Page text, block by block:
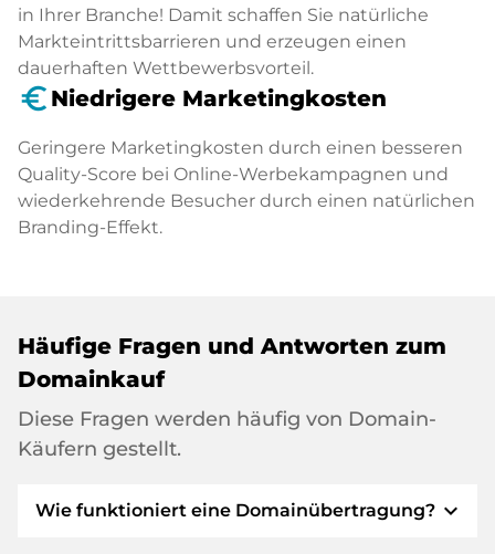
in Ihrer Branche! Damit schaffen Sie natürliche
Markteintrittsbarrieren und erzeugen einen
dauerhaften Wettbewerbsvorteil.
euro_symbol Niedrigere Marketingkosten
Geringere Marketingkosten durch einen besseren
Quality-Score bei Online-Werbekampagnen und
wiederkehrende Besucher durch einen natürlichen
Branding-Effekt.
Häufige Fragen und Antworten zum
Domainkauf
Diese Fragen werden häufig von Domain-
Käufern gestellt.
Wie funktioniert eine Domainübertragung? expand_more